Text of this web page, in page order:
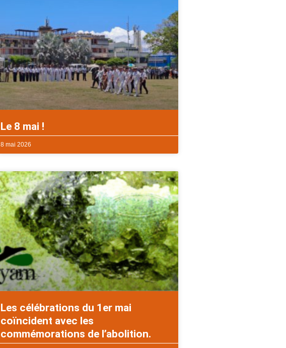
Le 8 mai !
8 mai 2026
Les célébrations du 1er mai
coïncident avec les
commémorations de l’abolition.